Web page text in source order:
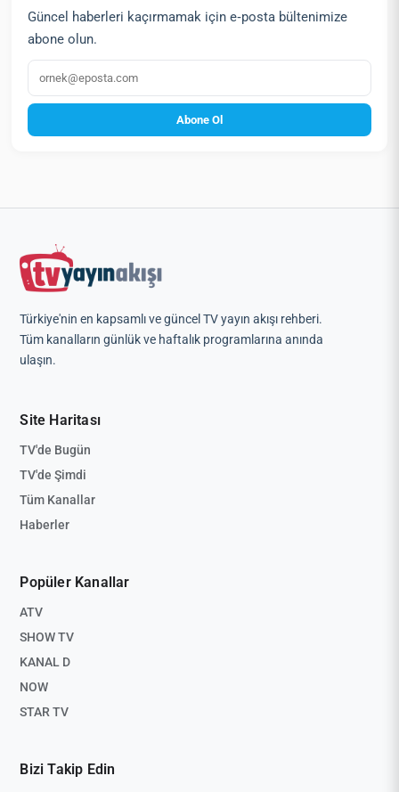
Güncel haberleri kaçırmamak için e‑posta bültenimize
abone olun.
E‑posta
Abone Ol
Türkiye'nin en kapsamlı ve güncel TV yayın akışı rehberi.
Tüm kanalların günlük ve haftalık programlarına anında
ulaşın.
Site Haritası
TV'de Bugün
TV'de Şimdi
Tüm Kanallar
Haberler
Popüler Kanallar
ATV
SHOW TV
KANAL D
NOW
STAR TV
Bizi Takip Edin